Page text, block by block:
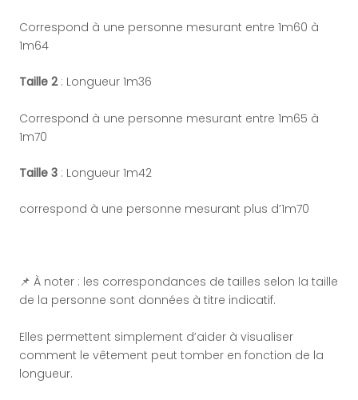
Correspond à une personne mesurant entre 1m60 à
1m64
Taille 2: Longueur 1m36
Correspond à une personne mesurant entre 1m65 à
1m70
Taille 3 : Longueur 1m42
correspond à une personne mesurant plus d’1m70
📌 À noter : les correspondances de tailles selon la taille
de la personne sont données à titre indicatif.
Elles permettent simplement d’aider à visualiser
comment le vêtement peut tomber en fonction de la
longueur.